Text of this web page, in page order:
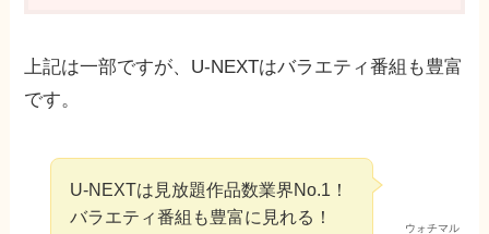
上記は一部ですが、U-NEXTはバラエティ番組も豊富
です。
ウォチマル
U-NEXTは見放題作品数業界No.1！
バラエティ番組も豊富に見れる！